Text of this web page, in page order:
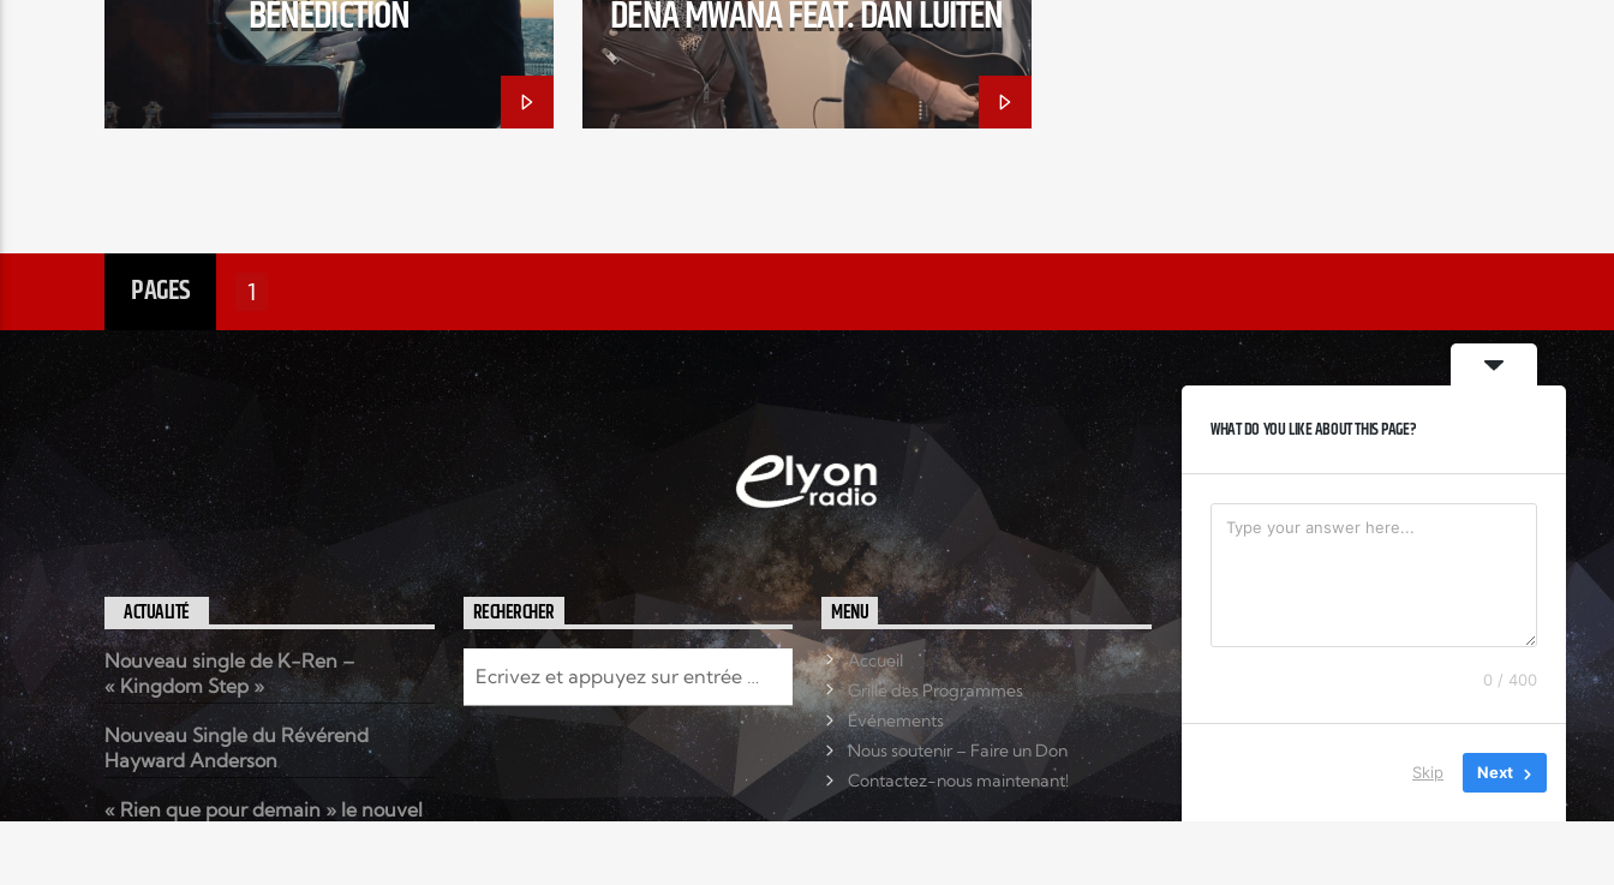
THOMAS POUZINBÉNÉDICTION DENA MWANA FEAT. DAN LUITEN
PAGES 1
ACTUALITÉ
Nouveau single de K-Ren –
« Kingdom Step »
Nouveau Single du Révérend
Hayward Anderson
« Rien que pour demain » le nouvel
RECHERCHER MENU
Accueil
Grille des Programmes
Événements
Nous soutenir – Faire un Don
Contactez-nous maintenant!
WHAT DO YOU LIKE ABOUT THIS PAGE?
0 / 400
Skip Next